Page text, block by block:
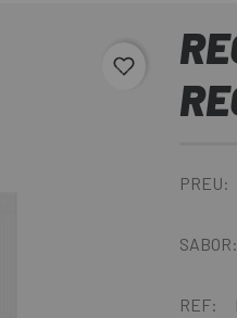
PREU:
SABOR:
REF: